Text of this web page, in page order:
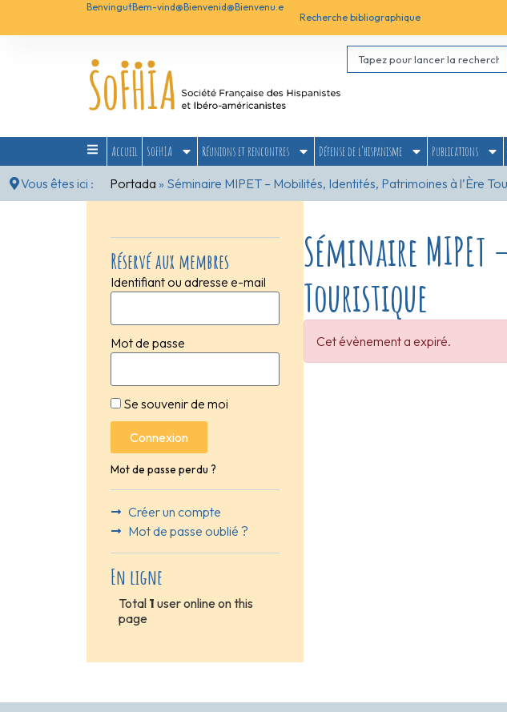
BenvingutBem-vind@Bienvenid@Bienvenu.e
Recherche bibliographique
Accueil SoFHIA Réunions et rencontres Défense de l’hispanisme Publications
Vous êtes ici :
Portada » Séminaire MIPET – Mobilités, Identités, Patrimoines à l’Ère
Réservé aux membres
Identifiant ou adresse e-mail
Mot de passe
Se souvenir de moi
Connexion
Mot de passe perdu ?
Créer un compte
Mot de passe oublié ?
En ligne
Total 1 user online on this
page
Séminaire
Touristique
Cet évènement a expiré.